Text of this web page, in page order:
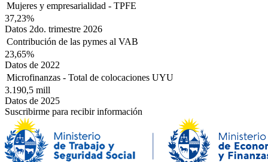
Mujeres y empresarialidad - TPFE
37,23%
Datos 2do. trimestre 2026
Contribución de las pymes al VAB
23,65%
Datos de 2022
Microfinanzas - Total de colocaciones UYU
3.190,5 mill
Datos de 2025
Suscribirme para recibir información